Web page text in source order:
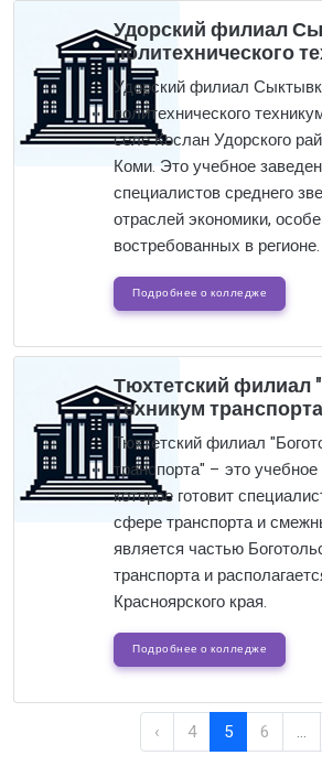
Удорский филиал
политехнического
Удорский филиал
политехнического
селе Кослан Удорского
Коми. Это учебное
специалистов среднего
отраслей экономики,
востребованных в регионе.
Подробнее о колледже
Тюхтетский филиал
техникум
Тюхтетский филиал
транспорта" – это
которое готовит
сфере транспорта и
является частью
транспорта и
Красноярского края.
Подробнее о колледже
‹ 4 5 6 ...